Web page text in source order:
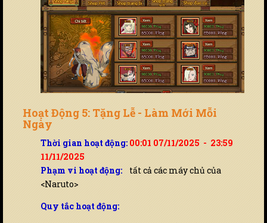
Hoạt Động 5: Tặng Lễ - Làm Mới Mỗi
Ngày
Thời gian hoạt động: 00:01 07/11/2025 - 23:59
11/11/2025
Phạm vi hoạt động: tất cả các máy chủ của
<Naruto>
Quy tắc hoạt động: